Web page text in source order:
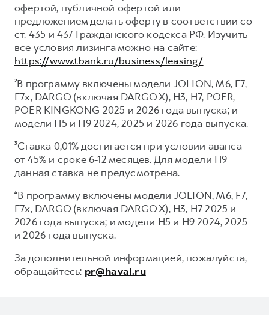
офертой, публичной офертой или
предложением делать оферту в соответствии со
ст. 435 и 437 Гражданского кодекса РФ. Изучить
все условия лизинга можно на сайте:
https://www.tbank.ru/business/leasing/
²В программу включены модели JOLION, M6, F7,
F7x, DARGO (включая DARGO X), H3, H7, POER,
POER KINGKONG 2025 и 2026 года выпуска; и
модели H5 и H9 2024, 2025 и 2026 года выпуска.
³Ставка 0,01% достигается при условии аванса
от 45% и сроке 6-12 месяцев. Для модели H9
данная ставка не предусмотрена.
⁴В программу включены модели JOLION, M6, F7,
F7x, DARGO (включая DARGO X), H3, H7 2025 и
2026 года выпуска; и модели H5 и H9 2024, 2025
и 2026 года выпуска.
За дополнительной информацией, пожалуйста,
обращайтесь: pr@haval.ru